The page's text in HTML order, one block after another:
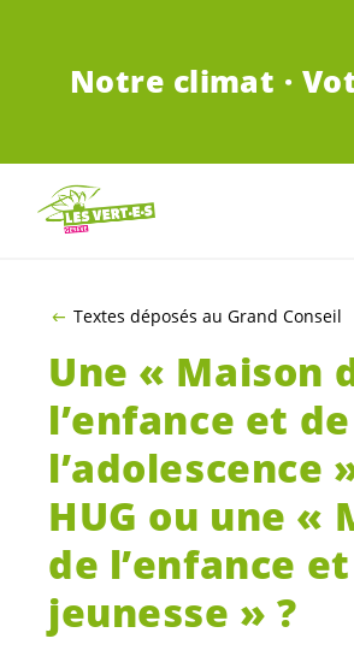
Notre climat ·
Textes déposés au Grand Conseil
Une « Maison
l’enfance et de
l’adolescence
HUG ou une «
de l’enfance
jeunesse » ?